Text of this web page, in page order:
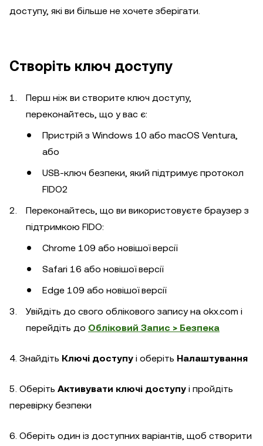
доступу, які ви більше не хочете зберігати.
Створіть ключ доступу
Перш ніж ви створите ключ доступу,
переконайтесь, що у вас є:
Пристрій з Windows 10 або macOS Ventura,
або
USB-ключ безпеки, який підтримує протокол
FIDO2
Переконайтесь, що ви використовуєте браузер з
підтримкою FIDO:
Chrome 109 або новішої версії
Safari 16 або новішої версії
Edge 109 або новішої версії
Увійдіть до свого облікового запису на okx.com і
перейдіть до Обліковий Запис > Безпека
4. Знайдіть Ключі доступу і оберіть Налаштування
5. Оберіть Активувати ключі доступу і пройдіть
перевірку безпеки
6. Оберіть один із доступних варіантів, щоб створити